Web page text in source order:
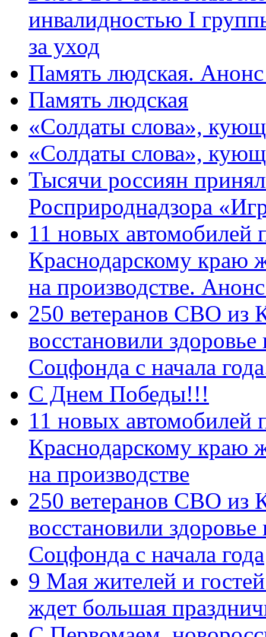
инвалидностью I
за уход
Память людская.
Память людская
«Солдаты слова»,
«Солдаты слова»,
Тысячи россиян
Росприроднадзора
11 новых автомобилей
Краснодарскому краю
на производстве.
250 ветеранов СВО из
восстановили
Соцфонда с начала
С Днем Победы!!!
11 новых автомобилей
Краснодарскому краю
на производстве
250 ветеранов СВО из
восстановили
Соцфонда с начала года
9 Мая жителей и
ждет большая